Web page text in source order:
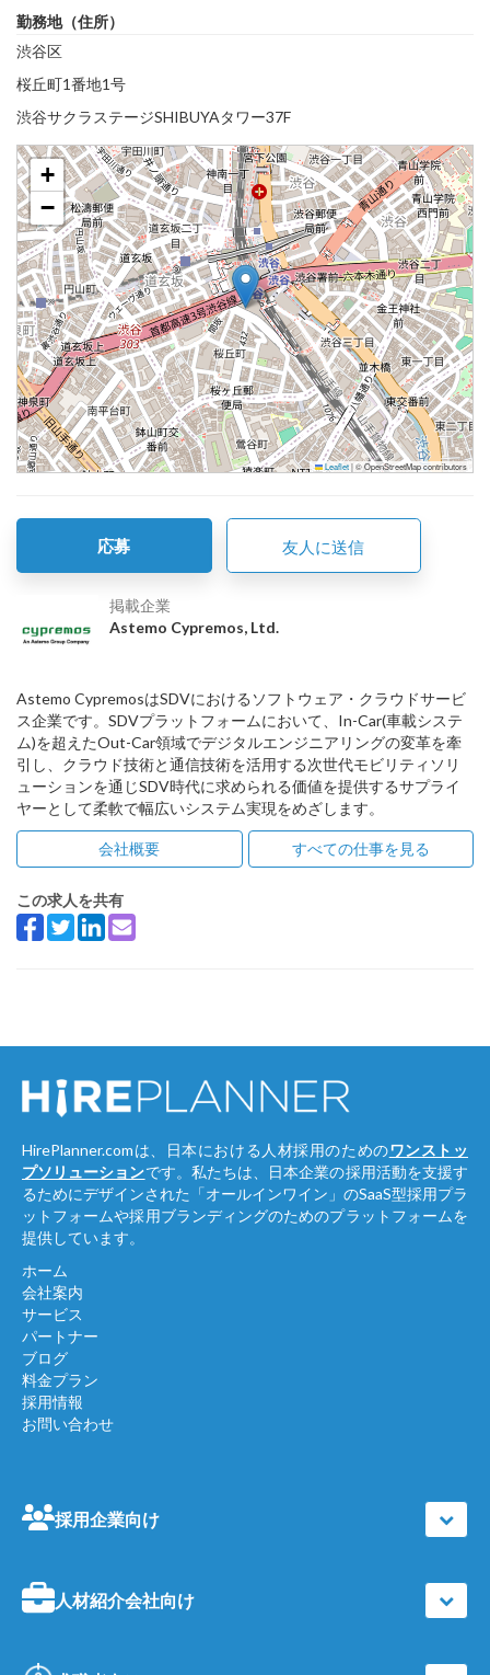
勤務地（住所）
渋谷区
桜丘町1番地1号
渋谷サクラステージSHIBUYAタワー37F
+
−
Leaflet|© OpenStreetMap contributors
応募 友人に送信
掲載企業
Astemo Cypremos, Ltd.
Astemo CypremosはSDVにおけるソフトウェア・クラウドサービ
ス企業です。SDVプラットフォームにおいて、In-Car(車載システ
ム)を超えたOut-Car領域でデジタルエンジニアリングの変革を牽
引し、クラウド技術と通信技術を活用する次世代モビリティソリ
ューションを通じSDV時代に求められる価値を提供するサプライ
ヤーとして柔軟で幅広いシステム実現をめざします。
会社概要 すべての仕事を見る
この求人を共有
採用企業向け
人材紹介会社向け
HirePlanner.comは、日本における人材採用のためのワンストッ
プソリューションです。私たちは、日本企業の採用活動を支援す
るためにデザインされた「オールインワイン」のSaaS型採用プラ
ットフォームや採用ブランディングのためのプラットフォームを
提供しています。
ホーム
会社案内
サービス
パートナー
ブログ
料金プラン
採用情報
お問い合わせ